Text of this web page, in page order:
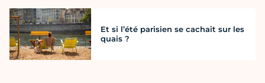
Et si l’été parisien se cachait sur les
quais ?